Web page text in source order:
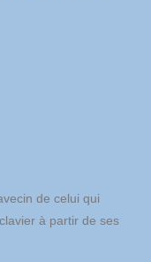
de celui qui
à partir de ses